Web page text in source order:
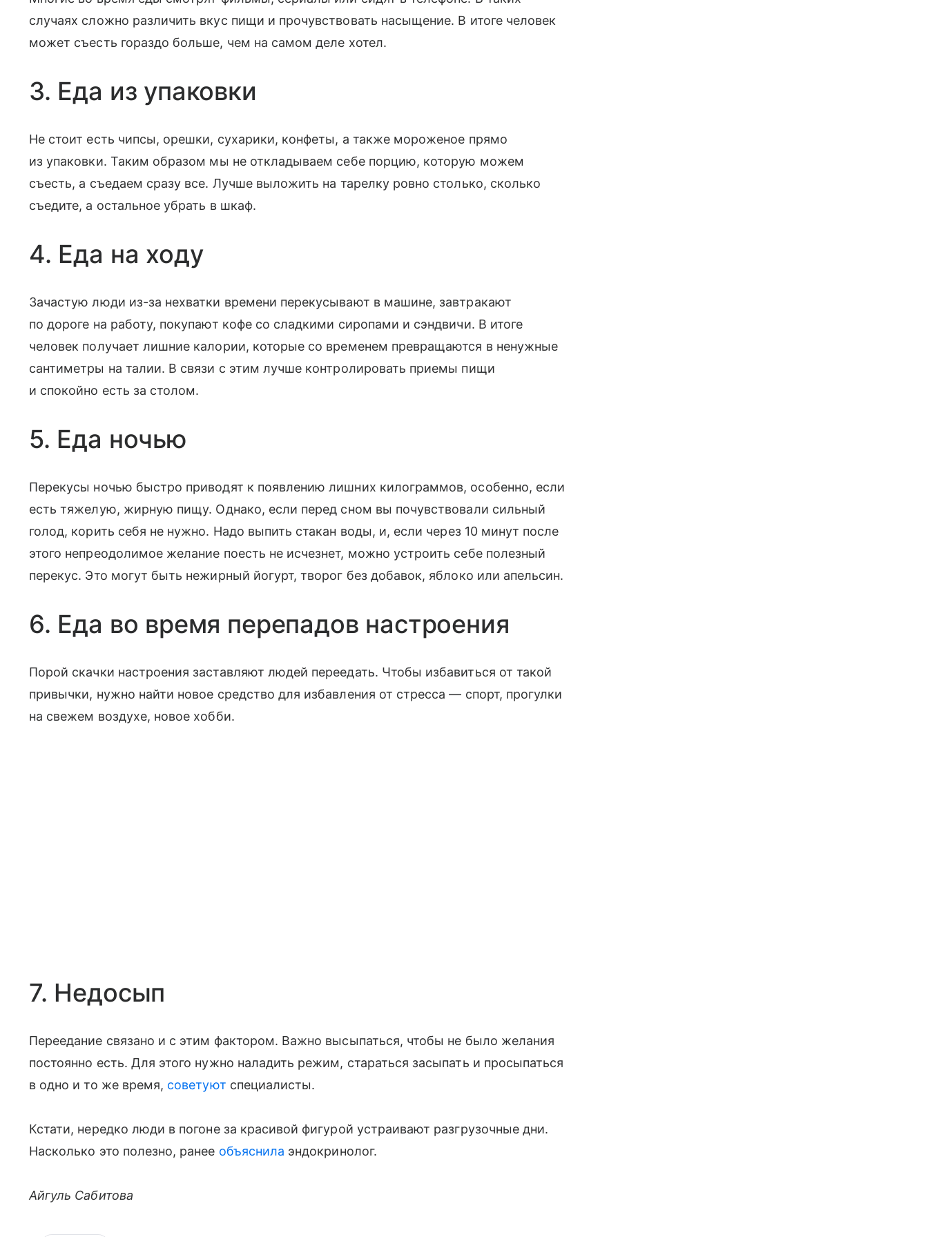
случаях сложно различить вкус пищи и прочувствовать насыщение. В итоге человек
может съесть гораздо больше, чем на самом деле хотел.
3. Еда из упаковки
Не стоит есть чипсы, орешки, сухарики, конфеты, а также мороженое прямо
из упаковки. Таким образом мы не откладываем себе порцию, которую можем
съесть, а съедаем сразу все. Лучше выложить на тарелку ровно столько, сколько
съедите, а остальное убрать в шкаф.
4. Еда на ходу
Зачастую люди из-за нехватки времени перекусывают в машине, завтракают
по дороге на работу, покупают кофе со сладкими сиропами и сэндвичи. В итоге
человек получает лишние калории, которые со временем превращаются в ненужные
сантиметры на талии. В связи с этим лучше контролировать приемы пищи
и спокойно есть за столом.
5. Еда ночью
Перекусы ночью быстро приводят к появлению лишних килограммов, особенно, если
есть тяжелую, жирную пищу. Однако, если перед сном вы почувствовали сильный
голод, корить себя не нужно. Надо выпить стакан воды, и, если через 10 минут после
этого непреодолимое желание поесть не исчезнет, можно устроить себе полезный
перекус. Это могут быть нежирный йогурт, творог без добавок, яблоко или апельсин.
6. Еда во время перепадов настроения
Порой скачки настроения заставляют людей переедать. Чтобы избавиться от такой
привычки, нужно найти новое средство для избавления от стресса — спорт, прогулки
на свежем воздухе, новое хобби.
7. Недосып
Переедание связано и с этим фактором. Важно высыпаться, чтобы не было желания
постоянно есть. Для этого нужно наладить режим, стараться засыпать и просыпаться
в одно и то же время, советуют специалисты.
Кстати, нередко люди в погоне за красивой фигурой устраивают разгрузочные дни.
Насколько это полезно, ранее объяснила эндокринолог.
Айгуль Сабитова